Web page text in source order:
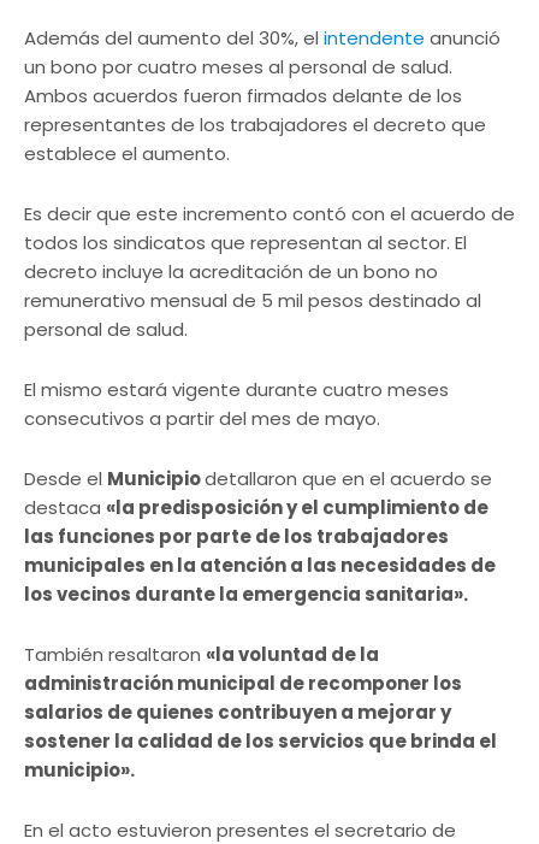
Además del aumento del 30%, el intendente anunció
un bono por cuatro meses al personal de salud.
Ambos acuerdos fueron firmados delante de los
representantes de los trabajadores el decreto que
establece el aumento.
Es decir que este incremento contó con el acuerdo de
todos los sindicatos que representan al sector. El
decreto incluye la acreditación de un bono no
remunerativo mensual de 5 mil pesos destinado al
personal de salud.
El mismo estará vigente durante cuatro meses
consecutivos a partir del mes de mayo.
Desde el Municipiodetallaron que en el acuerdo se
destaca «la predisposición y el cumplimiento de
las funciones por parte de los trabajadores
municipales en la atención a las necesidades de
los vecinos durante la emergencia sanitaria».
También resaltaron «la voluntad de la
administración municipal de recomponer los
salarios de quienes contribuyen a mejorar y
sostener la calidad de los servicios que brinda el
municipio».
En el acto estuvieron presentes el secretario de